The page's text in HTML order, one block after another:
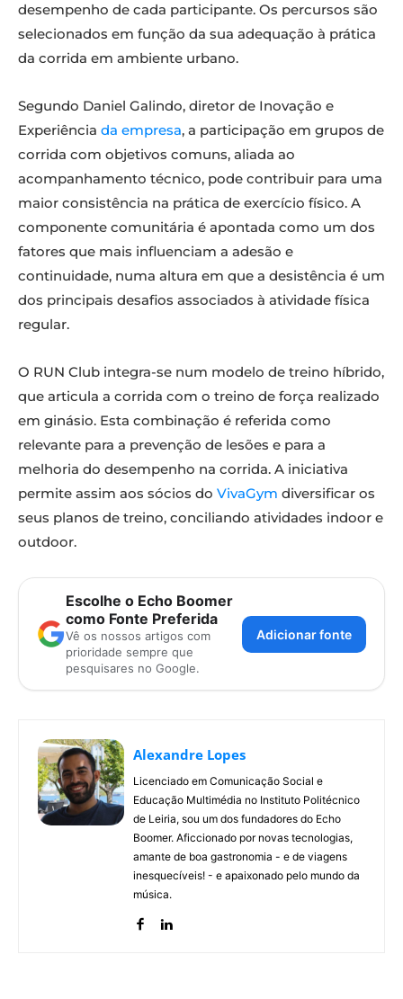
desempenho de cada participante. Os percursos são
selecionados em função da sua adequação à prática
da corrida em ambiente urbano.
Segundo Daniel Galindo, diretor de Inovação e
Experiência da empresa, a participação em grupos de
corrida com objetivos comuns, aliada ao
acompanhamento técnico, pode contribuir para uma
maior consistência na prática de exercício físico. A
componente comunitária é apontada como um dos
fatores que mais influenciam a adesão e
continuidade, numa altura em que a desistência é um
dos principais desafios associados à atividade física
regular.
O RUN Club integra-se num modelo de treino híbrido,
que articula a corrida com o treino de força realizado
em ginásio. Esta combinação é referida como
relevante para a prevenção de lesões e para a
melhoria do desempenho na corrida. A iniciativa
permite assim aos sócios do VivaGym diversificar os
seus planos de treino, conciliando atividades indoor e
outdoor.
Escolhe o Echo Boomer
como Fonte Preferida
Vê os nossos artigos com
prioridade sempre que
pesquisares no Google.
Adicionar fonte
Alexandre Lopes
Licenciado em Comunicação Social e
Educação Multimédia no Instituto Politécnico
de Leiria, sou um dos fundadores do Echo
Boomer. Aficcionado por novas tecnologias,
amante de boa gastronomia - e de viagens
inesquecíveis! - e apaixonado pelo mundo da
música.